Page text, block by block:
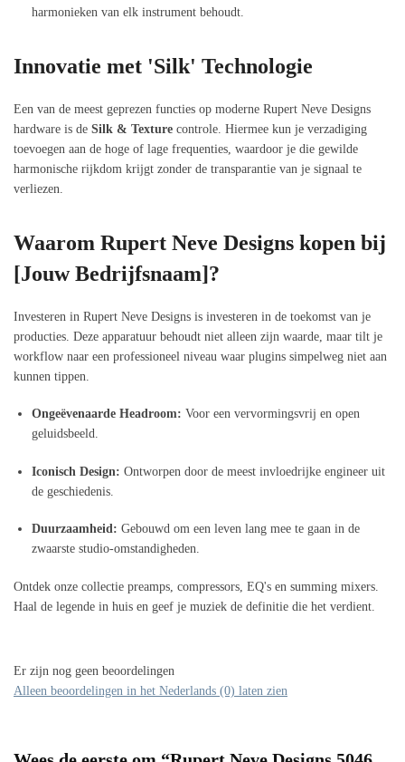
harmonieken van elk instrument behoudt.
Innovatie met 'Silk' Technologie
Een van de meest geprezen functies op moderne Rupert Neve Designs
hardware is de Silk & Texture controle. Hiermee kun je verzadiging
toevoegen aan de hoge of lage frequenties, waardoor je die gewilde
harmonische rijkdom krijgt zonder de transparantie van je signaal te
verliezen.
Waarom Rupert Neve Designs kopen bij
[Jouw Bedrijfsnaam]?
Investeren in Rupert Neve Designs is investeren in de toekomst van je
producties. Deze apparatuur behoudt niet alleen zijn waarde, maar tilt je
workflow naar een professioneel niveau waar plugins simpelweg niet aan
kunnen tippen.
Ongeëvenaarde Headroom: Voor een vervormingsvrij en open
geluidsbeeld.
Iconisch Design: Ontworpen door de meest invloedrijke engineer uit
de geschiedenis.
Duurzaamheid: Gebouwd om een leven lang mee te gaan in de
zwaarste studio-omstandigheden.
Ontdek onze collectie preamps, compressors, EQ's en summing mixers.
Haal de legende in huis en geef je muziek de definitie die het verdient.
Er zijn nog geen beoordelingen
Alleen beoordelingen in het Nederlands (0) laten zien